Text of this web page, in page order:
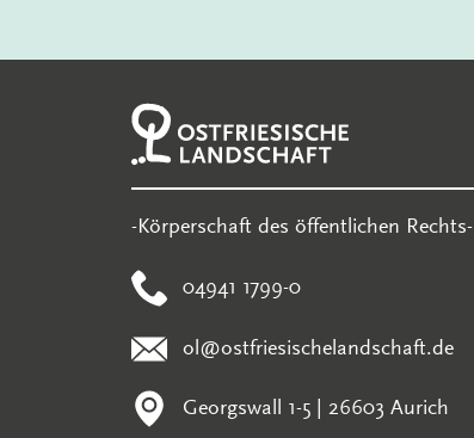
-Körperschaft des öffentlichen Rechts-
04941 1799-0
ol@ostfriesischelandschaft.de
Georgswall 1-5 | 26603 Aurich